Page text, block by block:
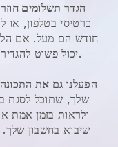
הגדר תשלומים
כרטיסי בטלפון, או
חודש הם מעל. אם
יכול פשוט להגדיר מנוי חוזר. זה פשוט עשה את החיוב.
הפעלנו גם את
שיבוא בחשבון שלך.